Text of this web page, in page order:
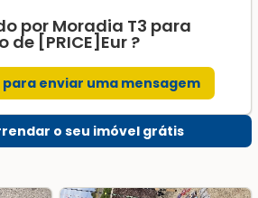
por Moradia T3 para
de [PRICE]Eur ?
para enviar uma mensagem
o seu imóvel grátis